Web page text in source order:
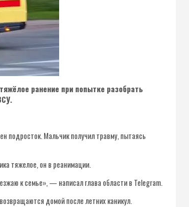
ранение при попытке разобрать
подросток. Мальчик получил травму, пытаясь
тяжелое, он в реанимации.
к семье», — написал глава области в Telegram.
домой после летних каникул.